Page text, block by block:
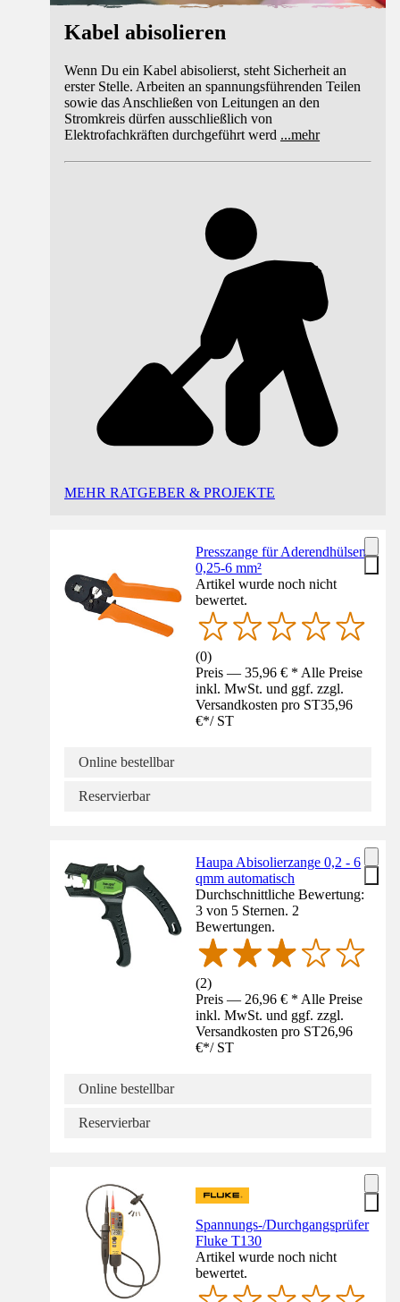
Kabel abisolieren
Wenn Du ein Kabel abisolierst, steht Sicherheit an
erster Stelle. Arbeiten an spannungsführenden Teilen
sowie das Anschließen von Leitungen an den
Stromkreis dürfen ausschließlich von
Elektrofachkräften durchgeführt werd ...mehr
MEHR RATGEBER & PROJEKTE
Presszange für Aderendhülsen
0,25-6 mm²
Artikel wurde noch nicht
bewertet.
(0)
Preis — 35,96 € * Alle Preise
inkl. MwSt. und ggf. zzgl.
Versandkosten pro ST35,96
€*/ ST
Online bestellbar
Reservierbar
Haupa Abisolierzange 0,2 - 6
qmm automatisch
Durchschnittliche Bewertung:
3 von 5 Sternen. 2
Bewertungen.
(2)
Preis — 26,96 € * Alle Preise
inkl. MwSt. und ggf. zzgl.
Versandkosten pro ST26,96
€*/ ST
Online bestellbar
Reservierbar
Spannungs-/Durchgangsprüfer
Fluke T130
Artikel wurde noch nicht
bewertet.